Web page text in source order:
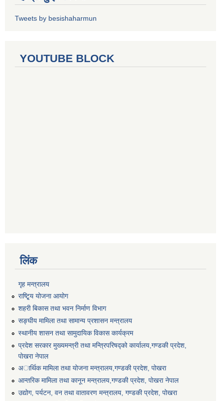
Tweets by besishaharmun
YOUTUBE BLOCK
लिंक
गृह मन्त्रालय
राष्टि्ृय योजना आयोग
शहरी बिकास तथा भवन निर्माण विभाग
सङ्घीय मामिला तथा सामान्य प्रशासन मन्त्रालय
स्थानीय शासन तथा सामुदायिक विकास कार्यक्रम
प्रदेश सरकार मुख्यमन्त्री तथा मन्त्रिपरिषद्को कार्यालय,गण्डकी प्रदेश,
पाेखरा नेपाल
अार्थिक मामिला तथा योजना मन्त्रालय,गण्डकी प्रदेश, पोखरा
आन्तरिक मामिला तथा कानून मन्त्रालय,गण्डकी प्रदेश, पाेखरा नेपाल
उद्योग, पर्यटन, वन तथा वातावरण मन्त्रालय, गण्डकी प्रदेश, पोखरा